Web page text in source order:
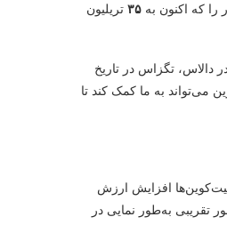
را که اکنون به ۳۵
تریلیون
دالاس، تگزاس در تاریخ
می‌تواند به ما کمک کند تا
افزایش ارزش
تقریبی به‌طور نمایی در